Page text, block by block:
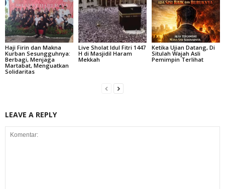
Haji Firin dan Makna
Kurban Sesungguhnya:
Berbagi, Menjaga
Martabat, Menguatkan
Solidaritas
Live Sholat Idul Fitri 1447
H di Masjidil Haram
Mekkah
Ketika Ujian Datang, Di
Situlah Wajah Asli
Pemimpin Terlihat
LEAVE A REPLY